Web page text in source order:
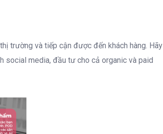
trường và tiếp cận được đến khách hàng. Hãy
social media, đầu tư cho cả organic và paid